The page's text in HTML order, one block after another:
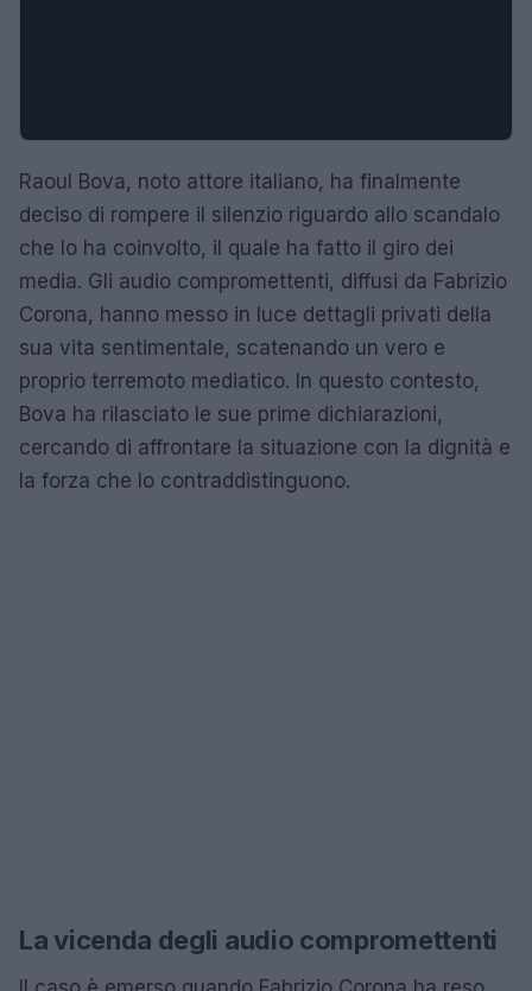
Raoul Bova, noto attore italiano, ha finalmente
deciso di rompere il silenzio riguardo allo scandalo
che lo ha coinvolto, il quale ha fatto il giro dei
media. Gli audio compromettenti, diffusi da Fabrizio
Corona, hanno messo in luce dettagli privati della
sua vita sentimentale, scatenando un vero e
proprio terremoto mediatico. In questo contesto,
Bova ha rilasciato le sue prime dichiarazioni,
cercando di affrontare la situazione con la dignità e
la forza che lo contraddistinguono.
La vicenda degli audio compromettenti